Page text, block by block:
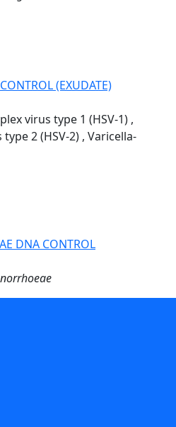
(EXUDATE)
virus type 1 (HSV-1) ,
2 (HSV-2) , Varicella-
DNA CONTROL